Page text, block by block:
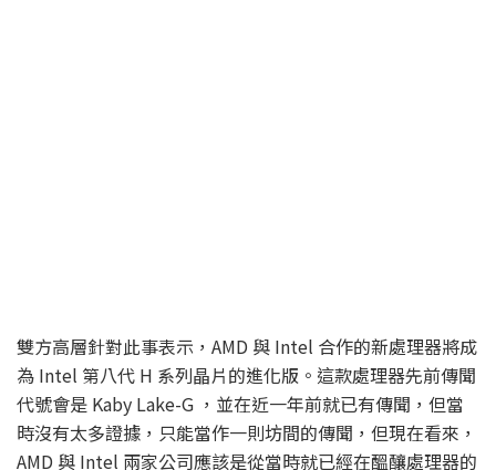
雙方高層針對此事表示，AMD 與 Intel 合作的新處理器將成
為 Intel 第八代 H 系列晶片的進化版。這款處理器先前傳聞
代號會是 Kaby Lake-G ，並在近一年前就已有傳聞，但當
時沒有太多證據，只能當作一則坊間的傳聞，但現在看來，
AMD 與 Intel 兩家公司應該是從當時就已經在醞釀處理器的